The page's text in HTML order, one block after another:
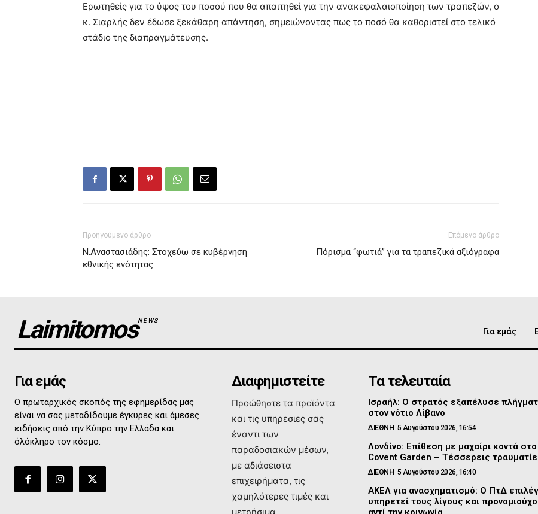
Ερωτηθείς για το ύψος του ποσού που θα απαιτηθεί για την ανακεφαλαιοποίηση των τραπεζών, ο
κ. Σιαρλής δεν έδωσε ξεκάθαρη απάντηση, σημειώνοντας πως το ποσό θα καθοριστεί στο τελικό
στάδιο της διαπραγμάτευσης.
Προηγούμενο άρθρο
Ν.Αναστασιάδης: Στοχεύω σε κυβέρνηση
εθνικής ενότητας
Επόμενο άρθρο
Πόρισμα “φωτιά” για τα τραπεζικά αξιόγραφα
LaimitomosNEWS
Για εμάς
Για εμάς
Ο πρωταρχικός σκοπός της εφημερίδας μας
είναι να σας μεταδίδουμε έγκυρες και άμεσες
ειδήσεις από την Κύπρο την Ελλάδα και
όλόκληρο τον κόσμο.
Διαφημιστείτε
Προώθηστε τα προϊόντα
και τις υπηρεσιες σας
έναντι των
παραδοσιακών μέσων,
με αδιάσειστα
επιχειρήματα, τις
χαμηλότερες τιμές και
Τα τελευταία
Ισραήλ: Ο στρατός εξαπέλυσε
στον νότιο Λίβανο
ΔΙΕΘΝΗ 5 Αυγούστου 2026, 16:54
Λονδίνο: Επίθεση με μαχαίρι κοντά στο
Covent Garden – Τέσσερεις
ΔΙΕΘΝΗ 5 Αυγούστου 2026, 16:40
ΑΚΕΛ για ανασχηματισμό: Ο ΠτΔ
υπηρετεί τους λίγους και